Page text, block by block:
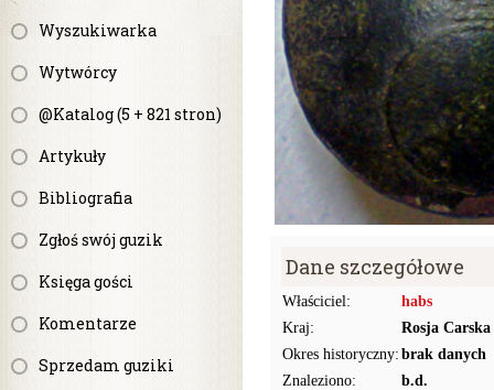
Wyszukiwarka
Wytwórcy
@Katalog (5 + 821 stron)
Artykuły
Bibliografia
Zgłoś swój guzik
Księga gości
Komentarze
Sprzedam guziki
Dane szczegółowe
Właściciel:
habs
Kraj:
Rosja Carska
Okres historyczny: brak danych
Znaleziono:
b.d.